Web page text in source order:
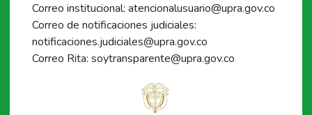
Correo institucional: atencionalusuario@upra.gov.co
Correo de notificaciones judiciales:
notificaciones.judiciales@upra.gov.co
Correo Rita: soytransparente@upra.gov.co